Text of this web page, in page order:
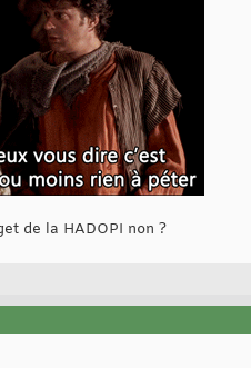
de la HADOPI non ?